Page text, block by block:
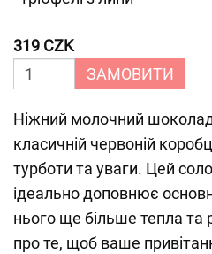
319 CZK
ЗАМОВИТИ
Ніжний молочний
класичній червоній
турботи та уваги. Цей
ідеально доповнює
нього ще більше тепла та
про те, щоб ваше